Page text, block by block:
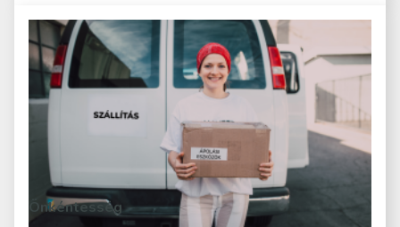
Önkéntesség